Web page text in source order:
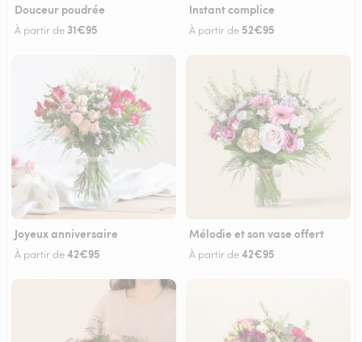
Douceur poudrée
À partir de 31€95
Instant complice
À partir de 52€95
Joyeux anniversaire
À partir de42€95
Mélodie et son vase offert
À partir de42€95